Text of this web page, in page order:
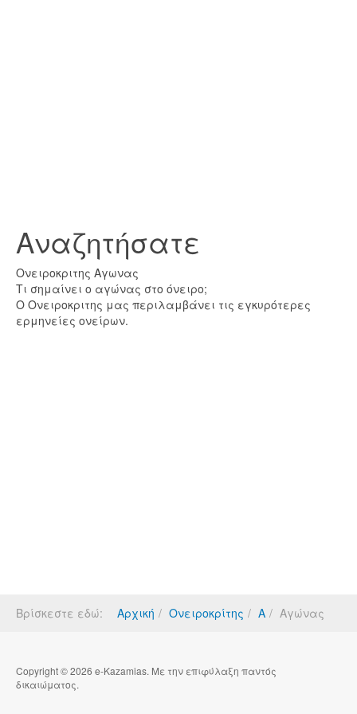
Αναζητήσατε
Ονειροκριτης Αγωνας
Τι σημαίνει ο αγώνας στο όνειρο;
Ο Ονειροκριτης μας περιλαμβάνει τις εγκυρότερες
ερμηνείες ονείρων.
Βρίσκεστε εδώ: Αρχική Ονειροκρίτης Α Αγώνας
Copyright © 2026 e-Kazamias. Με την επιφύλαξη παντός
δικαιώματος.